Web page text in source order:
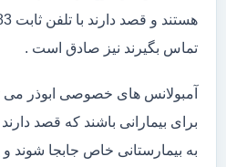
تماس بگیرند نیز صادق است .
آمبولانس های خصوصی ابوذر می
برای بیمارانی باشند که قصد
به بیمارستانی خاص جابجا شوند و